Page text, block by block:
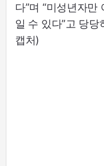
다”며 “미성년자만
일 수 있다”고 당당
캡처)